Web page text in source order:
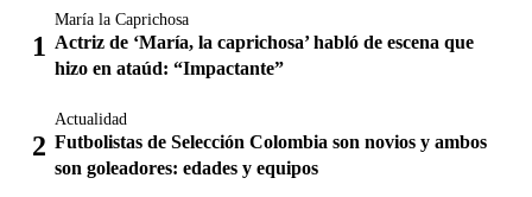
María la Caprichosa
Actriz de ‘María, la caprichosa’ habló de escena que
hizo en ataúd: “Impactante”
Actualidad
Futbolistas de Selección Colombia son novios y ambos
son goleadores: edades y equipos